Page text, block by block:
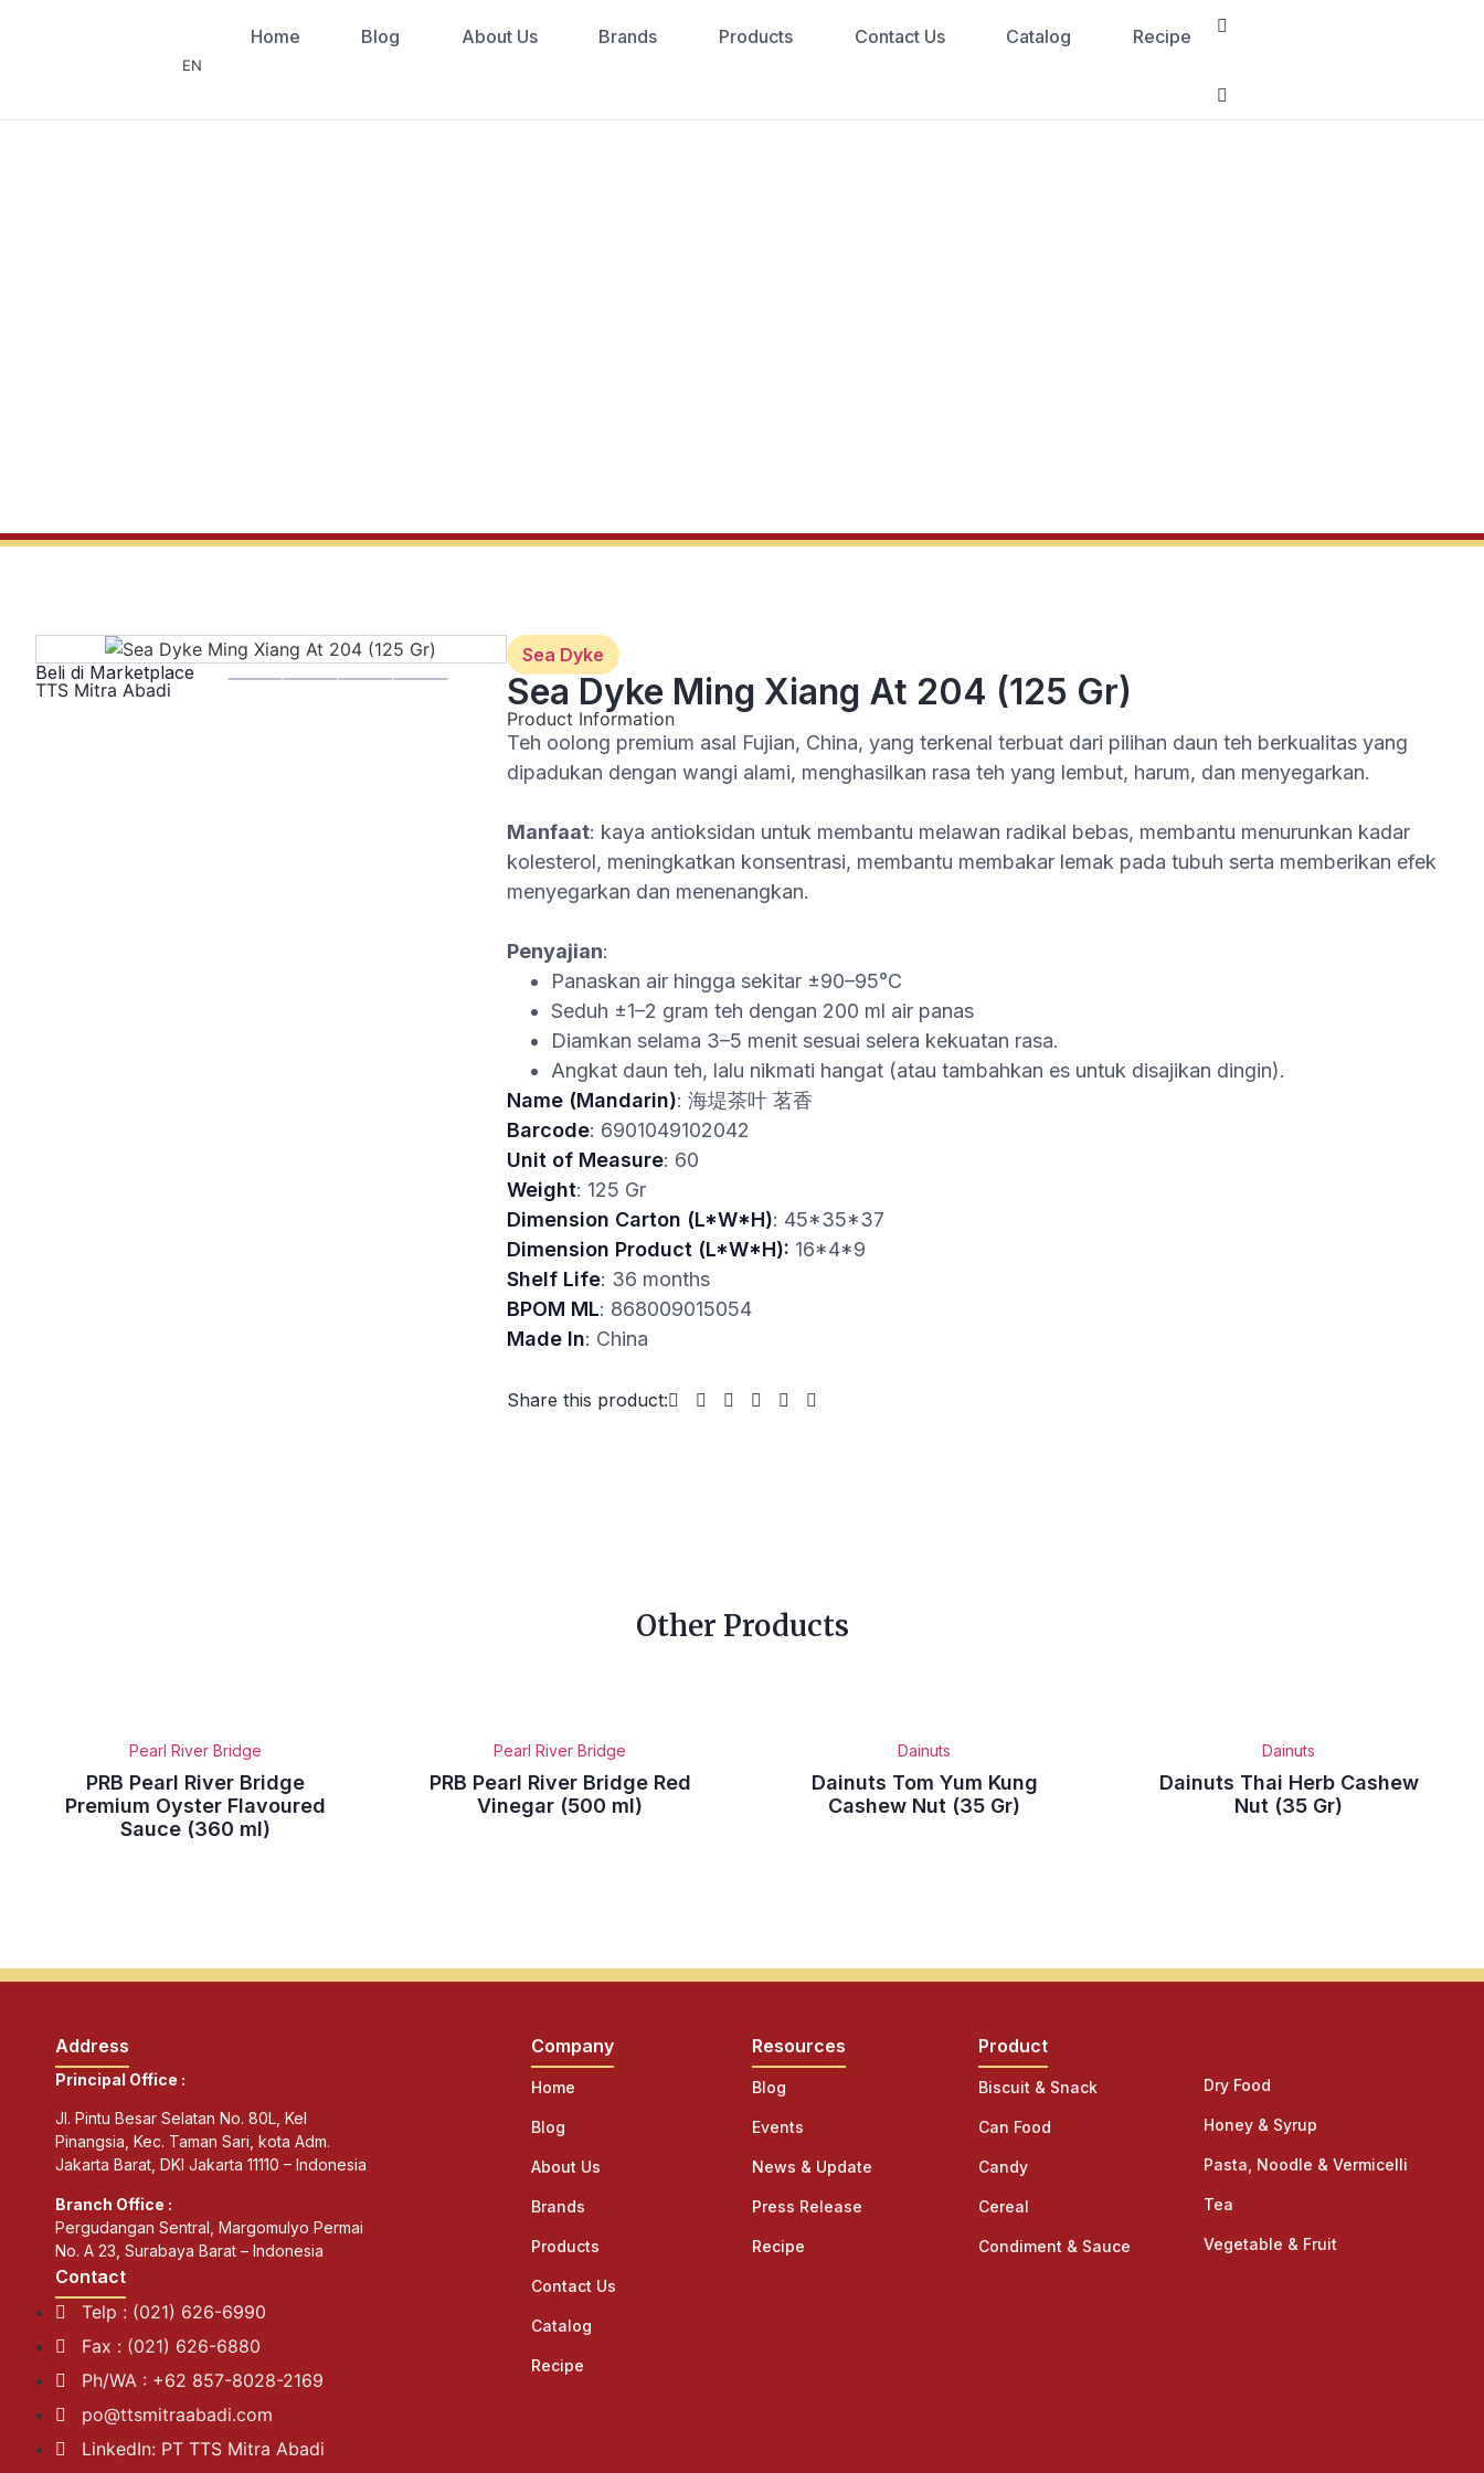
EN
Home Blog About Us Brands Products Contact Us Catalog Recipe
Beli di Marketplace
TTS Mitra Abadi
Sea Dyke
Sea Dyke Ming Xiang At 204 (125 Gr)
Product Information
Teh oolong premium asal Fujian, China, yang terkenal terbuat dari pilihan daun teh berkualitas yang
dipadukan dengan wangi alami, menghasilkan rasa teh yang lembut, harum, dan menyegarkan.
Manfaat: kaya antioksidan untuk membantu melawan radikal bebas, membantu menurunkan kadar
kolesterol, meningkatkan konsentrasi, membantu membakar lemak pada tubuh serta memberikan efek
menyegarkan dan menenangkan.
Penyajian:
Panaskan air hingga sekitar ±90–95°C
Seduh ±1–2 gram teh dengan 200 ml air panas
Diamkan selama 3–5 menit sesuai selera kekuatan rasa.
Angkat daun teh, lalu nikmati hangat (atau tambahkan es untuk disajikan dingin).
Name (Mandarin): 海堤茶叶 茗香
Barcode: 6901049102042
Unit of Measure: 60
Weight: 125 Gr
Dimension Carton (L*W*H): 45*35*37
Dimension Product (L*W*H): 16*4*9
Shelf Life: 36 months
BPOM ML: 868009015054
Made In: China
Share this product:
Other Products
Pearl River Bridge
PRB Pearl River Bridge
Premium Oyster Flavoured
Sauce (360 ml)
Pearl River Bridge
PRB Pearl River Bridge Red
Vinegar (500 ml)
Dainuts
Dainuts Tom Yum Kung
Cashew Nut (35 Gr)
Dainuts
Dainuts Thai Herb Cashew
Nut (35 Gr)
Address
Principal Office :
Jl. Pintu Besar Selatan No. 80L, Kel
Pinangsia, Kec. Taman Sari, kota Adm.
Jakarta Barat, DKI Jakarta 11110 – Indonesia
Branch Office :
Pergudangan Sentral, Margomulyo Permai
No. A 23, Surabaya Barat – Indonesia
Contact
Telp : (021) 626-6990
Fax : (021) 626-6880
Ph/WA : +62 857-8028-2169
po@ttsmitraabadi.com
LinkedIn: PT TTS Mitra Abadi
Company
Home
Blog
About Us
Brands
Products
Contact Us
Catalog
Recipe
Resources
Blog
Events
News & Update
Press Release
Recipe
Product
Biscuit & Snack
Can Food
Candy
Cereal
Condiment & Sauce
Dry Food
Honey & Syrup
Pasta, Noodle & Vermicelli
Tea
Vegetable & Fruit